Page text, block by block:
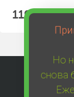
Но
снова
119